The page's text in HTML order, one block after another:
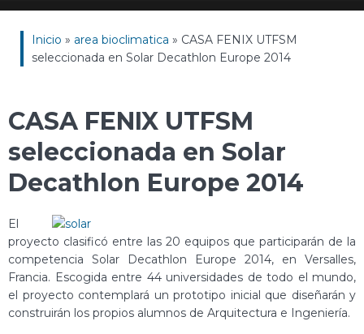
Inicio » area bioclimatica » CASA FENIX UTFSM
seleccionada en Solar Decathlon Europe 2014
CASA FENIX UTFSM
seleccionada en Solar
Decathlon Europe 2014
El
proyecto clasificó entre las 20 equipos que participarán de la
competencia Solar Decathlon Europe 2014, en Versalles,
Francia. Escogida entre 44 universidades de todo el mundo,
el proyecto contemplará un prototipo inicial que diseñarán y
construirán los propios alumnos de Arquitectura e Ingeniería.